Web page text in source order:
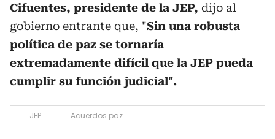
Cifuentes, presidente de la JEP, dijo al
gobierno entrante que, "Sin una robusta
política de paz se tornaría
extremadamente difícil que la JEP pueda
cumplir su función judicial".
JEP Acuerdos paz